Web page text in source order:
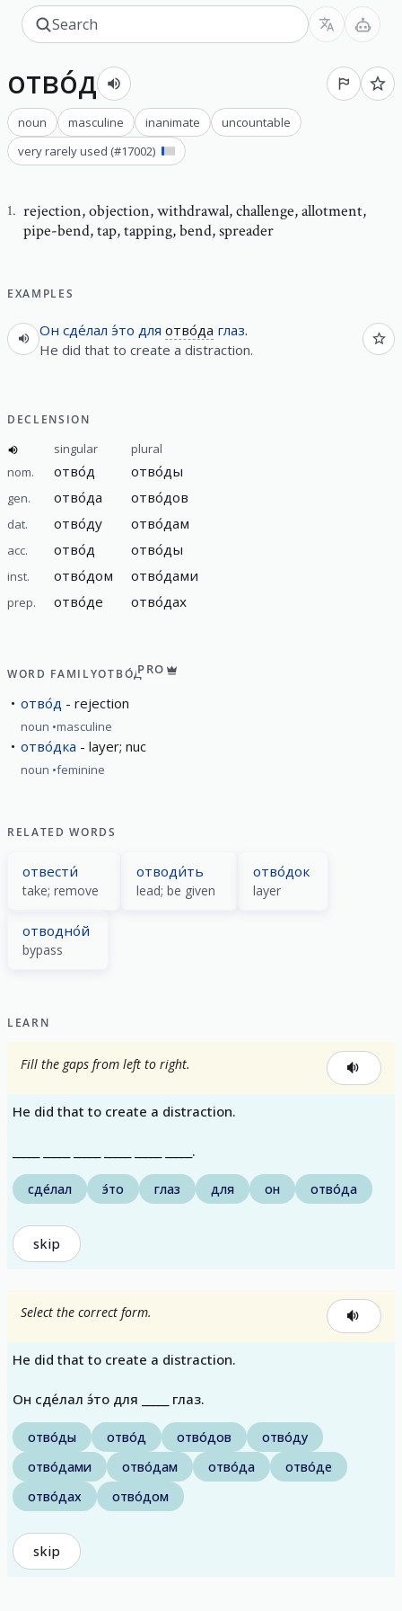
отво́д
noun masculine inanimate
uncountable
very rarely used (#17002)
1. rejection,objection, withdrawal, challenge, allotment,
pipe-bend, tap, tapping, bend, spreader
EXAMPLES
Он сде́лал э́то для отво́да глаз.
He did that to create a distraction.
DECLENSION
singular
plural
nom.
отво́д отво́ды
gen. отво́да отво́дов
dat. отво́ду отво́дам
acc. отво́д отво́ды
inst. отво́дом отво́дами
prep. отво́де отво́дах
WORD FAMILYОТВО́ДPRO
отво́д rejection
noun masculine
отво́дка layer; nuc
noun feminine
RELATED WORDS
отвести́
take; remove
отводи́ть
lead; be given
отво́док
layer
отводно́й
bypass
LEARN
Fill the gaps from left to right.
He did that to create a distraction.
_____ _____ _____ _____ _____ _____.
сде́лал э́то глаз для он отво́да
skip
Select the correct form.
He did that to create a distraction.
Он сде́лал э́то для _____ глаз.
отво́ды отво́д отво́дов
отво́ду
отво́дами
отво́дам отво́да
отво́де
отво́дах
отво́дом
skip